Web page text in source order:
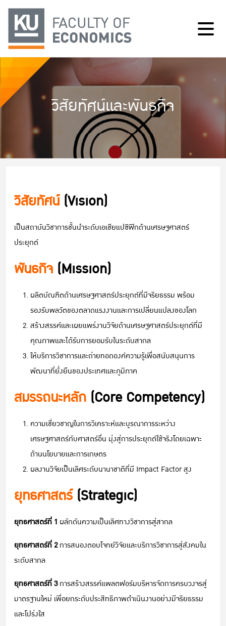
วิสัยทัศน์และพันธกิจ
วิสัยทัศน์ (Vision)
เป็นสถาบันวิชาการชั้นนำระดับเอเชียแปซิฟิกด้านเศรษฐศาสตร์
ประยุกต์
พันธกิจ (Mission)
ผลิตบัณฑิตด้านเศรษฐศาสตร์ประยุกต์ที่มีจริยธรรม พร้อม
รองรับพลวัตของตลาดแรงงานและการเปลี่ยนแปลงของโลก
สร้างสรรค์และเผยแพร่งานวิจัยด้านเศรษฐศาสตร์ประยุกต์ที่มี
คุณภาพและได้รับการยอมรับในระดับสากล
ให้บริการวิชาการและถ่ายทอดองค์ความรู้เพื่อสนับสนุนการ
พัฒนาที่ยั่งยืนของประเทศและภูมิภาค
สมรรถนะหลัก (Core Competency)
ความเชี่ยวชาญในการวิเคราะห์และบูรณาการระหว่าง
เศรษฐศาสตร์กับศาสตร์อื่น มุ่งสู่การประยุกต์ใช้จริงโดยเฉพาะ
ด้านนโยบายและการเกษตร
ผลงานวิจัยเป็นเลิศระดับนานาชาติที่มี Impact Factor สูง
ยุทธศาสตร์ (Strategic)
ยุทธศาสตร์ที่ 1 ผลักดันความเป็นเลิศทางวิชาการสู่สากล
ยุทธศาสตร์ที่ 2การสนองตอบโจทย์วิจัยและบริการวิชาการสู่สังคมใน
ระดับสากล
ยุทธศาสตร์ที่ 3การสร้างสรรค์แพลตฟอร์มบริหารจัดการครบวงจรสู่
มาตรฐานใหม่ เพื่อยกระดับประสิทธิภาพดำเนินงานอย่างมีจริยธรรม
และโปร่งใส